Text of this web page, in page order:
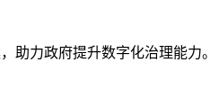
助力政府提升数字化治理能力。